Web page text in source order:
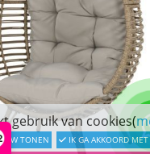
gebruik van cookies(
TONEN IK GA AKKOORD